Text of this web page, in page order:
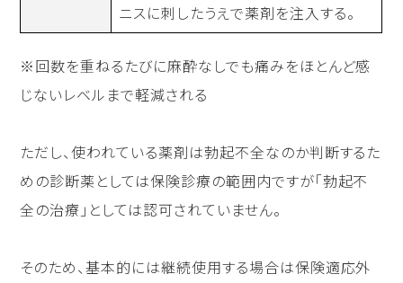
ニスに刺したうえで薬剤を注入する。
※回数を重ねるたびに麻酔なしでも痛みをほとんど感
じないレベルまで軽減される
ただし、使われている薬剤は勃起不全なのか判断するた
めの診断薬としては保険診療の範囲内ですが「勃起不
全の治療」としては認可されていません。
そのため、基本的には継続使用する場合は保険適応外